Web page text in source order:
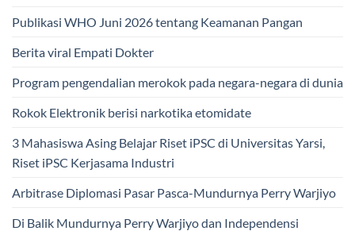
Publikasi WHO Juni 2026 tentang Keamanan Pangan
Berita viral Empati Dokter
Program pengendalian merokok pada negara-negara di dunia
Rokok Elektronik berisi narkotika etomidate
3 Mahasiswa Asing Belajar Riset iPSC di Universitas Yarsi,
Riset iPSC Kerjasama Industri
Arbitrase Diplomasi Pasar Pasca-Mundurnya Perry Warjiyo
Di Balik Mundurnya Perry Warjiyo dan Independensi